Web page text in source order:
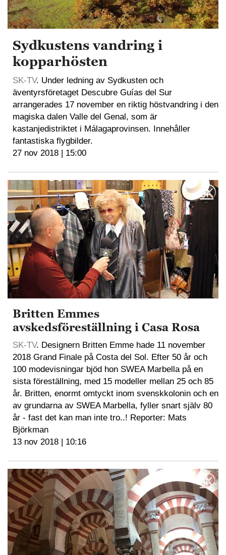
Sydkustens vandring i
kopparhösten
SK-TV. Under ledning av Sydkusten och
äventyrsföretaget Descubre Guías del Sur
arrangerades 17 november en riktig höstvandring i den
magiska dalen Valle del Genal, som är
kastanjedistriktet i Málagaprovinsen. Innehåller
fantastiska flygbilder.
27 nov 2018 | 15:00
Britten Emmes
avskedsföreställning i Casa Rosa
SK-TV. Designern Britten Emme hade 11 november
2018 Grand Finale på Costa del Sol. Efter 50 år och
100 modevisningar bjöd hon SWEA Marbella på en
sista föreställning, med 15 modeller mellan 25 och 85
år. Britten, enormt omtyckt inom svenskkolonin och en
av grundarna av SWEA Marbella, fyller snart själv 80
år - fast det kan man inte tro..! Reporter: Mats
Björkman
13 nov 2018 | 10:16